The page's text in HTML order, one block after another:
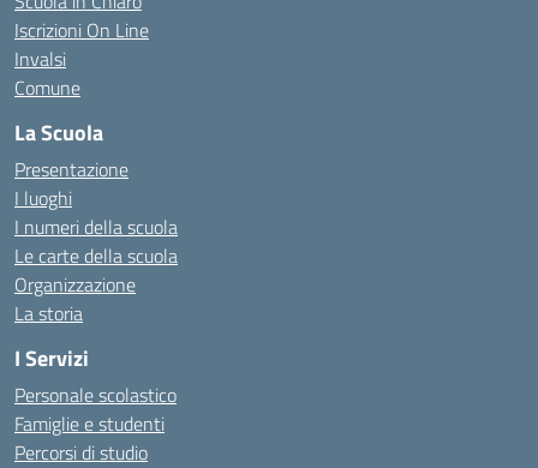
Iscrizioni On Line
Invalsi
Comune
La Scuola
Presentazione
I luoghi
I numeri della scuola
Le carte della scuola
Organizzazione
La storia
I Servizi
Personale scolastico
Famiglie e studenti
Percorsi di studio